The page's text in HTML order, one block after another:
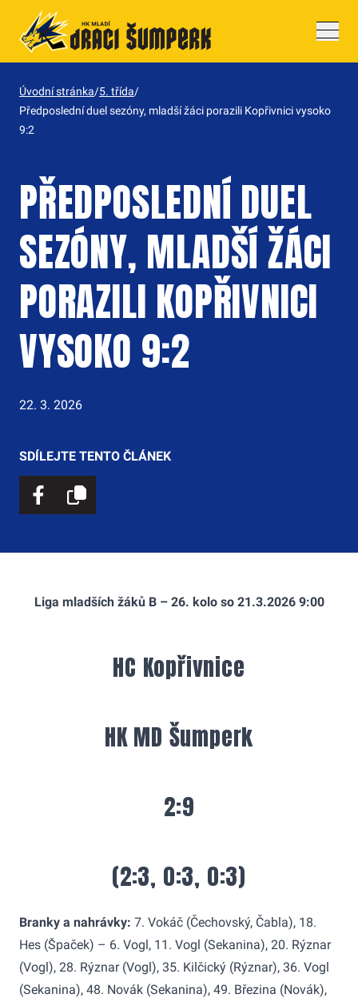
Drobečková navigace
Úvodní stránka/5. třída/
Předposlední duel sezóny, mladší žáci porazili Kopřivnici vysoko
9:2
PŘEDPOSLEDNÍ DUEL
SEZÓNY, MLADŠÍ ŽÁCI
PORAZILI KOPŘIVNICI
VYSOKO 9:2
22. 3. 2026
SDÍLEJTE TENTO ČLÁNEK
Liga mladších žáků B – 26. kolo so 21.3.2026 9:00
HC Kopřivnice
HK MD Šumperk
2:9
(2:3, 0:3, 0:3)
Branky a nahrávky: 7. Vokáč (Čechovský, Čabla), 18.
Hes (Špaček) – 6. Vogl, 11. Vogl (Sekanina), 20. Rýznar
(Vogl), 28. Rýznar (Vogl), 35. Kilčický (Rýznar), 36. Vogl
(Sekanina), 48. Novák (Sekanina), 49. Březina (Novák),